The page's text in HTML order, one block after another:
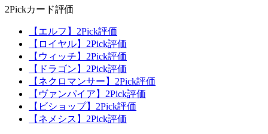
2Pickカード評価
【エルフ】2Pick評価
【ロイヤル】2Pick評価
【ウィッチ】2Pick評価
【ドラゴン】2Pick評価
【ネクロマンサー】2Pick評価
【ヴァンパイア】2Pick評価
【ビショップ】2Pick評価
【ネメシス】2Pick評価